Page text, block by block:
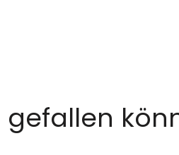
gefallen